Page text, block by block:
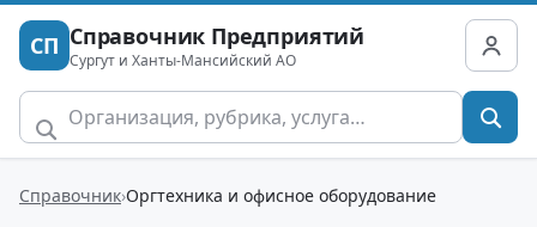
СП Справочник Предприятий
Сургут и Ханты-Мансийский АО
Справочник Оргтехника и офисное оборудование